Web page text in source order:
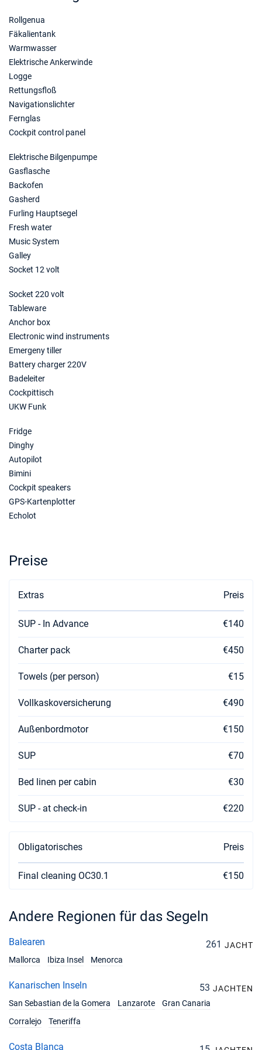
Rollgenua
Fäkalientank
Warmwasser
Elektrische Ankerwinde
Logge
Rettungsfloß
Navigationslichter
Fernglas
Cockpit control panel
Elektrische Bilgenpumpe
Gasflasche
Backofen
Gasherd
Furling Hauptsegel
Fresh water
Music System
Galley
Socket 12 volt
Socket 220 volt
Tableware
Anchor box
Electronic wind instruments
Emergeny tiller
Battery charger 220V
Badeleiter
Cockpittisch
UKW Funk
Fridge
Dinghy
Autopilot
Bimini
Cockpit speakers
GPS-Kartenplotter
Echolot
Preise
Extras Preis
SUP - In Advance €140
Charter pack €450
Towels (per person) €15
Vollkaskoversicherung €490
Außenbordmotor €150
SUP €70
Bed linen per cabin €30
SUP - at check-in €220
Obligatorisches Preis
Final cleaning OC30.1 €150
Andere Regionen für das Segeln
Balearen 261 JACHT
Mallorca
Ibiza Insel Menorca
Kanarischen Inseln 53 JACHTEN
San Sebastian de la Gomera
Lanzarote
Gran Canaria
Corralejo
Teneriffa
Costa Blanca